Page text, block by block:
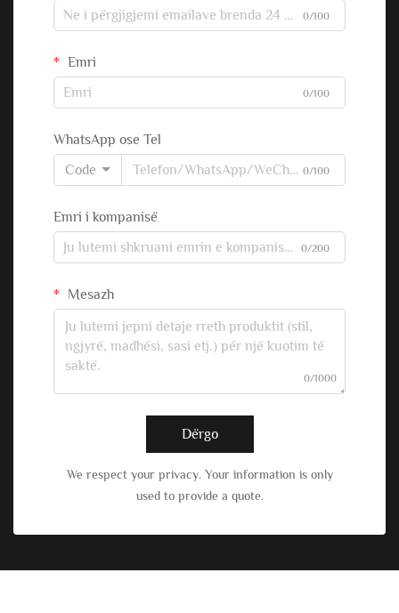
0/100
Emri
0/100
WhatsApp ose Tel
Code
0/100
Emri i kompanisë
0/200
Mesazh
0/1000
Dërgo
We respect your privacy. Your information is only
used to provide a quote.